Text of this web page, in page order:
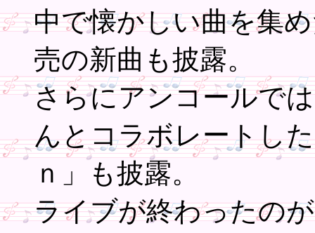
中で懐かしい曲を集
売の新曲も披露。
さらにアンコールで
んとコラボレートし
ｎ」も披露。
ライブが終わったの